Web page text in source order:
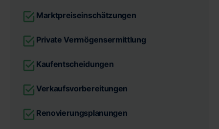
Marktpreiseinschätzungen
Private Vermögensermittlung
Kaufentscheidungen
Verkaufsvorbereitungen
Renovierungsplanungen